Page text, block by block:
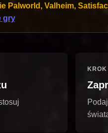
Palworld, Valheim,
gry
KROK